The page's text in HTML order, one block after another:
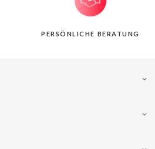
PERSÖNLICHE BERATUNG